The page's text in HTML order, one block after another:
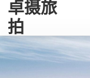
卓摄旅
拍